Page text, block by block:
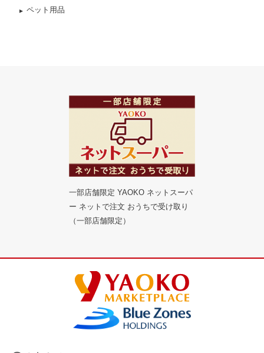
ペット用品
一部店舗限定 YAOKO ネットスーパ
ー ネットで注文 おうちで受け取り
（一部店舗限定）